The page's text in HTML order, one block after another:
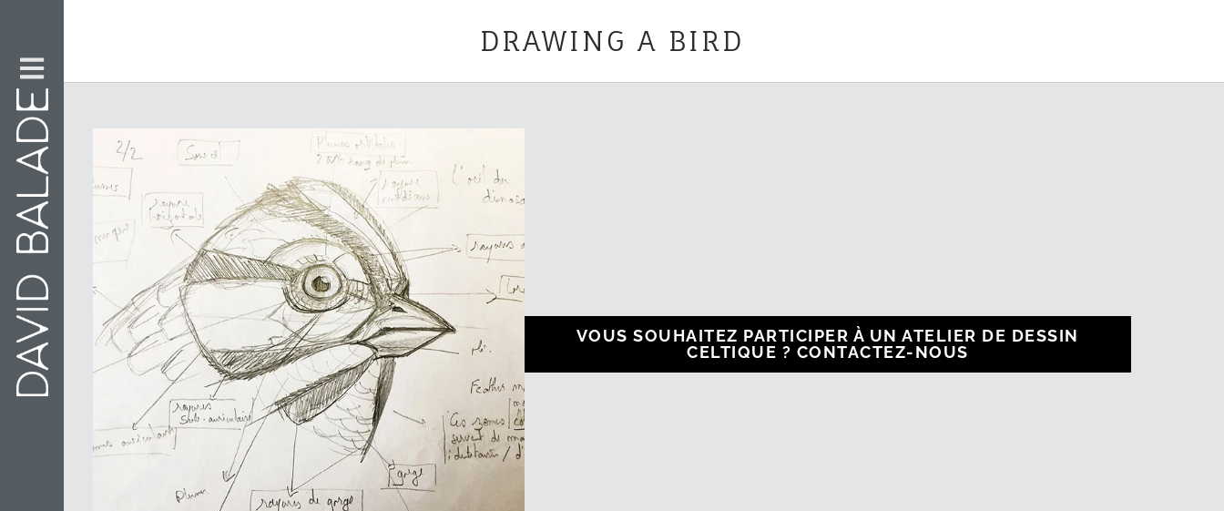
DRAWING A BIRD
VOUS SOUHAITEZ PARTICIPER À UN ATELIER DE DESSIN
CELTIQUE ? CONTACTEZ-NOUS